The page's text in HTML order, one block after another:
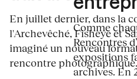
En juillet dernier, dans la
l'Archevêché, Fisheye et
imaginé un nouveau
rencontre
Comme
Rencontres
expositions
archives. En